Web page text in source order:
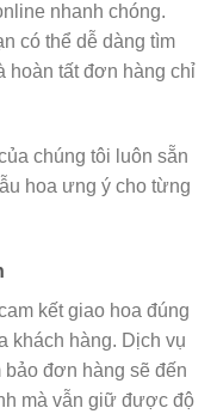
nhanh chóng.
có thể dễ dàng tìm
hoàn tất đơn hàng chỉ
chúng tôi luôn sẵn
hoa ưng ý cho từng
kết giao hoa đúng
khách hàng. Dịch vụ
đơn hàng sẽ đến
mà vẫn giữ được độ